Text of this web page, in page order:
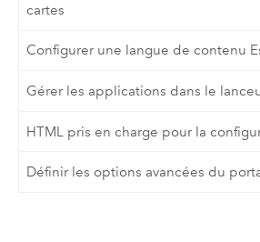
cartes
Configurer une langue de contenu
Gérer les applications dans le
HTML pris en charge pour la
Définir les options avancées du